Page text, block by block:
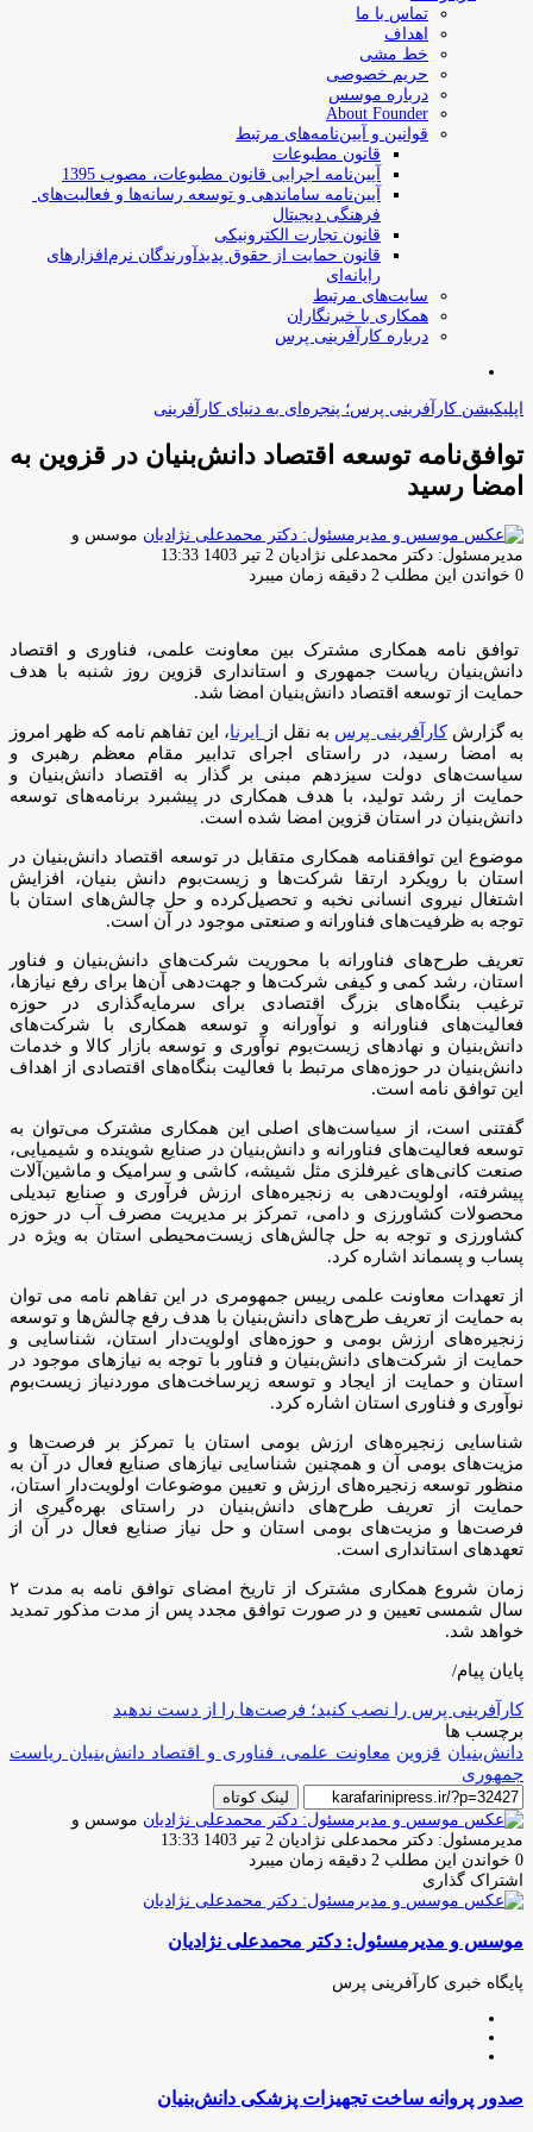
تماس با ما
اهداف
خط مشی
حریم خصوصی
درباره موسس
About Founder
قوانین و آیین‌نامه‌های مرتبط
‌قانون مطبوعات
آیین‌نامه اجرایی قانون مطبوعات، مصوب 1395
آیین‌نامه سامان­دهی و توسعه رسانه­‌ها و فعالیت‌­های
فرهنگی دیجیتال
قانون تجارت الکترونیکی
قانون حمایت از حقوق پدیدآورندگان نرم‌افزارهای
رایانه‌ای
سایت‌های مرتبط
همکاری با خبرنگاران
درباره کارآفرینی پرس
اپلیکیشن کارآفرینی پرس؛ پنجره‌ای به دنیای کارآفرینی
توافق‌نامه توسعه اقتصاد دانش‌بنیان در قزوین به
امضا رسید
موسس و
مدیرمسئول: دکتر محمدعلی نژادیان ارسال
ایمیل
2 تیر 1403 13:33
0 خواندن این مطلب 2 دقیقه زمان میبرد
توافق نامه همکاری مشترک بین معاونت علمی، فناوری و اقتصاد
دانش‌بنیان ریاست جمهوری و استانداری قزوین روز شنبه با هدف
حمایت از توسعه اقتصاد دانش‌بنیان امضا شد.
به گزارشکارآفرینی پرس به نقل از ایرنا، این تفاهم نامه که ظهر امروز
به امضا رسید، در راستای اجرای تدابیر مقام معظم رهبری و
سیاست‌های دولت سیزدهم مبنی بر گذار به اقتصاد دانش‌بنیان و
حمایت از رشد تولید، با هدف همکاری در پیشبرد برنامه‌های توسعه
دانش‌بنیان در استان قزوین امضا شده است.
موضوع این توافق‎نامه همکاری متقابل در توسعه اقتصاد دانش‌بنیان در
استان با رویکرد ارتقا شرکت‌ها و زیست‌بوم دانش بنیان، افزایش
اشتغال نیروی انسانی نخبه و تحصیل‌کرده و حل چالش‌های استان با
توجه به ظرفیت‌های فناورانه و صنعتی موجود در آن است.
تعریف طرح‌های فناورانه با محوریت شرکت‌های دانش‌بنیان و فناور
استان، رشد کمی و کیفی شرکت‌ها و جهت‌دهی آن‌ها برای رفع نیازها،
ترغیب بنگاه‌های بزرگ اقتصادی برای سرمایه‌گذاری در حوزه
فعالیت‌های فناورانه و نوآورانه و توسعه همکاری با شرکت‌های
دانش‌بنیان و نهادهای زیست‌بوم نوآوری و توسعه بازار کالا و خدمات
دانش‌بنیان در حوزه‌های مرتبط با فعالیت بنگاه‌های اقتصادی از اهداف
این توافق نامه است.
گفتنی است، از سیاست‌های اصلی این همکاری مشترک می‌توان به
توسعه فعالیت‌های فناورانه و دانش‌بنیان در صنایع شوینده و شیمیایی،
صنعت کانی‌های غیرفلزی مثل شیشه، کاشی و سرامیک و ماشین‌آلات
پیشرفته، اولویت‌دهی به زنجیره‌های ارزش فرآوری و صنایع تبدیلی
محصولات کشاورزی و دامی، تمرکز بر مدیریت مصرف آب در حوزه
کشاورزی و توجه به حل چالش‌های زیست‌محیطی استان به ویژه در
پساب و پسماند اشاره کرد.
از تعهدات معاونت علمی رییس جمهومری در این تفاهم نامه می توان
به حمایت از تعریف طرح‌های دانش‌بنیان با هدف رفع چالش‌ها و توسعه
زنجیره‌های ارزش بومی و حوزه‌های اولویت‌دار استان، شناسایی و
حمایت از شرکت‌های دانش‌بنیان و فناور با توجه به نیازهای موجود در
استان و حمایت از ایجاد و توسعه زیرساخت‌های موردنیاز زیست‌بوم
نوآوری و فناوری استان اشاره کرد.
شناسایی زنجیره‌های ارزش بومی استان با تمرکز بر فرصت‌ها و
مزیت‌های بومی آن و همچنین شناسایی نیازهای صنایع فعال در آن به
منظور توسعه زنجیره‌های ارزش و تعیین موضوعات اولویت‌دار استان،
حمایت از تعریف طرح‌های دانش‌بنیان در راستای بهره‌گیری از
فرصت‌ها و مزیت‌های بومی استان و حل نیاز صنایع فعال در آن از
تعهدهای استانداری است.
زمان شروع همکاری مشترک از تاریخ امضای توافق نامه به مدت ۲
سال شمسی تعیین و در صورت توافق مجدد پس از مدت مذکور تمدید
خواهد شد.
پایان پیام/
کارآفرینی پرس را نصب کنید؛ فرصت‌ها را از دست ندهید
برچسب ها
دانش‌بنیان قزوین معاونت علمی، فناوری و اقتصاد دانش‌بنیان ریاست
جمهوری
لینک کوتاه
موسس و
مدیرمسئول: دکتر محمدعلی نژادیان ارسال
ایمیل
2 تیر 1403 13:33
0 خواندن این مطلب 2 دقیقه زمان میبرد
اشتراک گذاری
فیس
توئیتر
لینکدین
واتس
تلگرام
اشتراک
از
ایمیل
چاپ
موسس و مدیرمسئول: دکتر محمدعلی نژادیان
پایگاه خبری کارآفرینی پرس
صدور
پروانه
صدور پروانه ساخت تجهیزات پزشکی دانش‌بنیان